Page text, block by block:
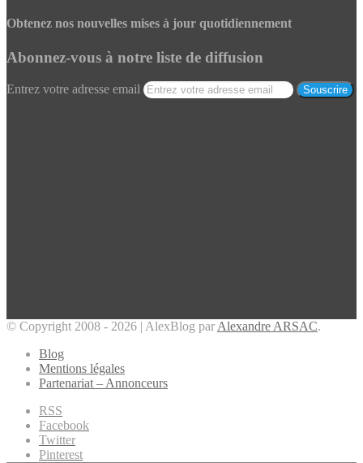
Obtenez nos nouvelles mises à jour quotidiennement
Abonnez-vous à notre liste de diffusion
Entrez votre adresse email
© Copyright 2008 - 2026 | AlexBlog par Alexandre ARSAC.
Blog
Mentions légales
Partenariat – Annonceurs
RSS
Facebook
Twitter
Pinterest